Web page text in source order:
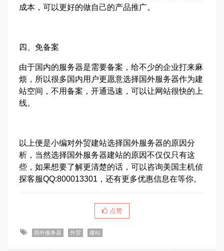
成本，可以更好的做自己的产品推广。
四、免备案
由于国内的服务器是需要备案，给不少的企业打来麻
烦，所以很多国内用户更愿意选择国外服务器作为建
站空间，不用备案，开通迅速，可以让网站很快的上
线。
以上便是小编对外贸建站选择国外服务器的原因分
析，当然选择国外服务器建站的原因不仅仅只有这
些，如果想要了解更清楚的话，可以咨询美国主机侦
探客服QQ:800013301，还有更多优惠信息在等你。
点赞
国外服务器 外贸 建站